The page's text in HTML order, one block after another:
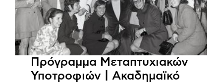
Πρόγραμμα Μεταπτυχιακών
Υποτροφιών | Ακαδημαϊκό